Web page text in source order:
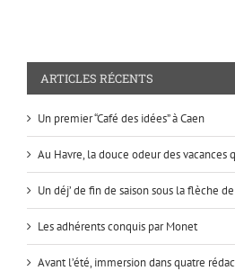
ARTICLES RÉCENTS
Un premier “Café des idées” à Caen
Au Havre, la douce odeur des vacances
Un déj’ de fin de saison sous la flèche
Les adhérents conquis par Monet
Avant l’été, immersion dans quatre